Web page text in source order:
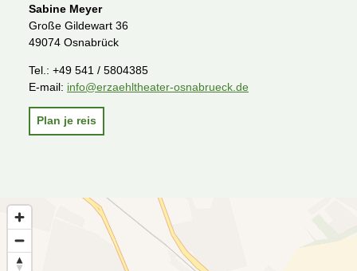
Sabine Meyer
Große Gildewart 36
49074 Osnabrück
Tel.: +49 541 / 5804385
E-mail: info@erzaehltheater-osnabrueck.de
Plan je reis